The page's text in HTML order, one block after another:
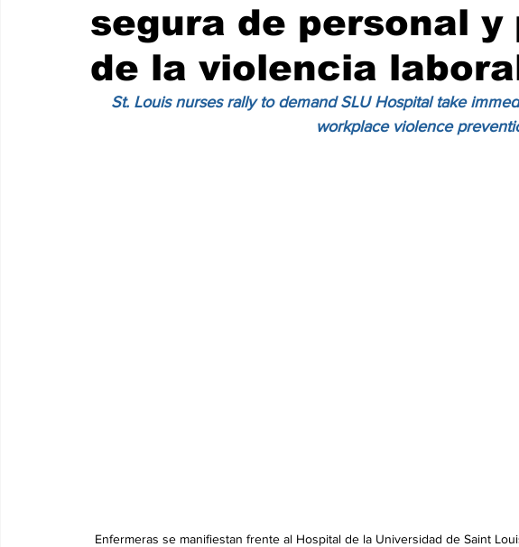
segura de personal y
de la violencia
St. Louis nurses rally to demand SLU Hospital take
workplace violence
Enfermeras se manifiestan frente al Hospital de la Universidad de Saint